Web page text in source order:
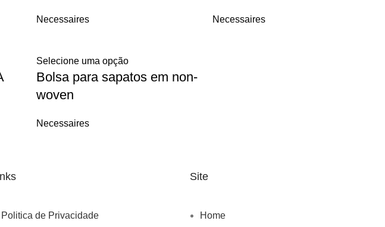
Necessaires Necessaires
Selecione uma opção
Bolsa para sapatos em non-
woven
Necessaires
Politica de Privacidade
Site
Home